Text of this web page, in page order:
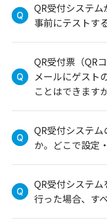
QR受付システム
事前にテストす
QR受付票（QR
メールにゲスト
ことはできます
QR受付システ
か。どこで設定
QR受付システ
行った場合、す